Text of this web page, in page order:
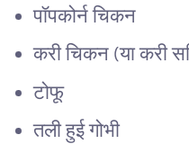
पॉपकोर्न चिकन
करी चिकन (या करी
टोफू
तली हुई गोभी